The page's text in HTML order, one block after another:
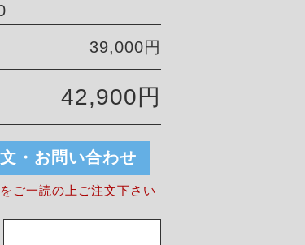
39,000円
42,900円
・お問い合わせ
を ご一読の上ご注文下さい